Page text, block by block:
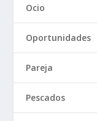
Ocio
Oportunidades
Pareja
Pescados